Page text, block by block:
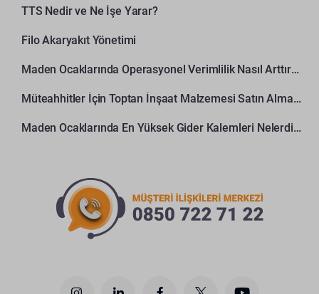
TTS Nedir ve Ne İşe Yarar?
Filo Akaryakıt Yönetimi
Maden Ocaklarında Operasyonel Verimlilik Nasıl Arttırılır?
Müteahhitler İçin Toptan İnşaat Malzemesi Satın Alma Rehberi
Maden Ocaklarında En Yüksek Gider Kalemleri Nelerdir?